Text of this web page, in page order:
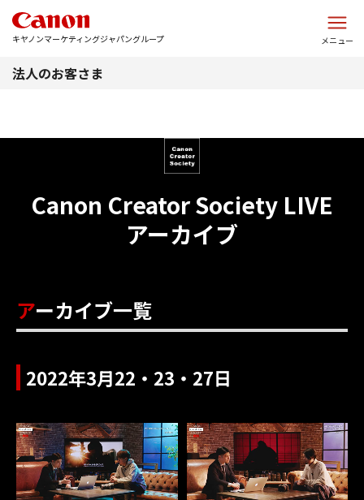
キヤノンマーケティングジャパングループ メニュー
法人のお客さま
Canon Creator Society LIVE
アーカイブ
アーカイブ一覧
2022年3月22・23・27日